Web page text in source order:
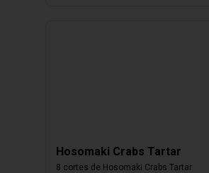
Hosomaki Crabs Tartar
8 cortes de Hosomaki Crabs Tartar